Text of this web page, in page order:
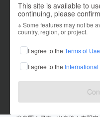
This site is available to
continuing, please
※ Some features may not be
country, region, or project.
I agree to the Terms of Use
I agree to the
これまでに3回支援して2件
CAMPFIREクラウドフ